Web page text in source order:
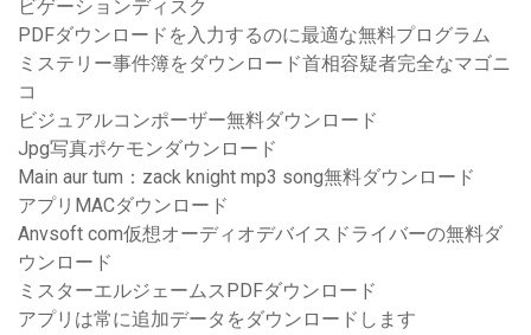
ビゲーションディスク
PDFダウンロードを入力するのに最適な無料プログラム
ミステリー事件簿をダウンロード首相容疑者完全なマゴニ
コ
ビジュアルコンポーザー無料ダウンロード
Jpg写真ポケモンダウンロード
Main aur tum：zack knight mp3 song無料ダウンロード
アプリMACダウンロード
Anvsoft com仮想オーディオデバイスドライバーの無料ダ
ウンロード
ミスターエルジェームスPDFダウンロード
アプリは常に追加データをダウンロードします